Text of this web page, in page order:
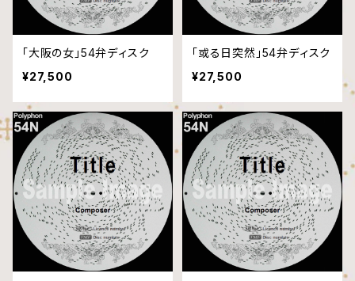
「大阪の女」54弁ディスク
¥27,500
「或る日突然」54弁ディスク
¥27,500